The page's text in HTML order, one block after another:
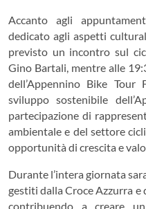
Accanto agli
dedicato agli aspetti
previsto un incontro sul
Gino Bartali, mentre alle
dell’Appennino Bike
sviluppo sostenibile
partecipazione di
ambientale e del settore
opportunità di crescita e
Durante l’intera giornata
gestiti dalla Croce Azzurra e
contribuendo a creare